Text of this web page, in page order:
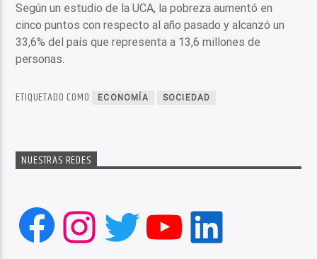
Según un estudio de la UCA, la pobreza aumentó en
cinco puntos con respecto al año pasado y alcanzó un
33,6% del país que representa a 13,6 millones de
personas.
ETIQUETADO COMO: ECONOMÍA SOCIEDAD
NUESTRAS REDES
Facebook
Instagram
Twitter
YouTube
LinkedIn